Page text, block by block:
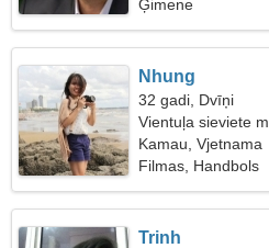
Ģimene
Nhung
32 gadi, Dvīņi
Vientuļa sieviete
Kamau, Vjetnama
Filmas, Handbols
Trinh